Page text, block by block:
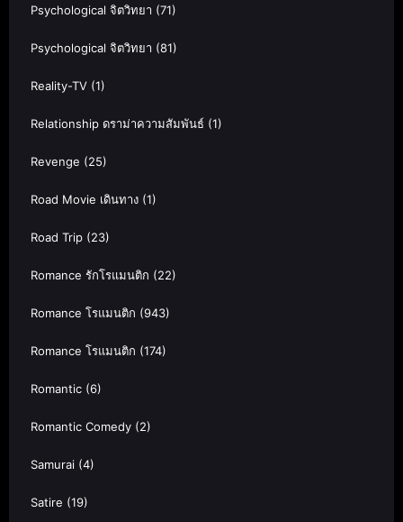
Psychological จิตวิทยา (71)
Psychological จิตวิทยา (81)
Reality-TV (1)
Relationship ดราม่าความสัมพันธ์ (1)
Revenge (25)
Road Movie เดินทาง (1)
Road Trip (23)
Romance รักโรแมนติก (22)
Romance โรแมนติก (943)
Romance โรแมนติก (174)
Romantic (6)
Romantic Comedy (2)
Samurai (4)
Satire (19)